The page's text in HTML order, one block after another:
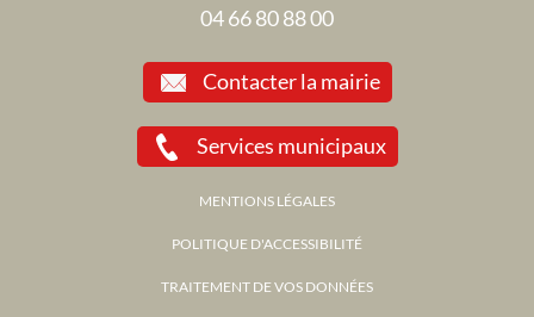
04 66 80 88 00
Contacter la mairie
Services municipaux
MENTIONS LÉGALES
POLITIQUE D'ACCESSIBILITÉ
TRAITEMENT DE VOS DONNÉES